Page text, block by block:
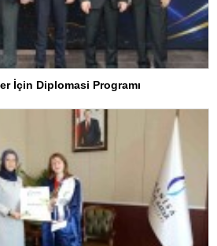
İçin Diplomasi Programı